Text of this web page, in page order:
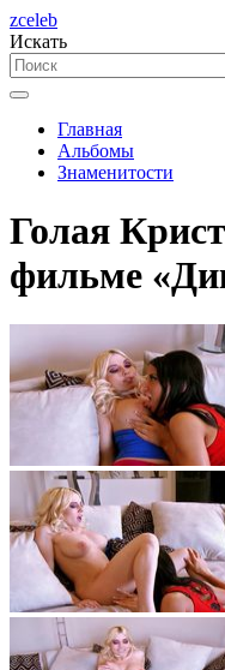
zceleb
Искать
Главная
Альбомы
Знаменитости
Голая
фильме